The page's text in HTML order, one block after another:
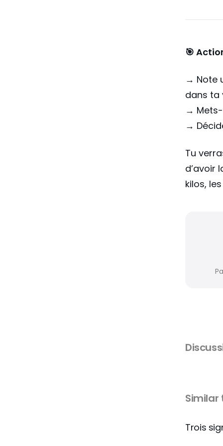
🎯
→ Note
dans ta
→
→
Tu
d’avoir
kilos,
Similar
Trois